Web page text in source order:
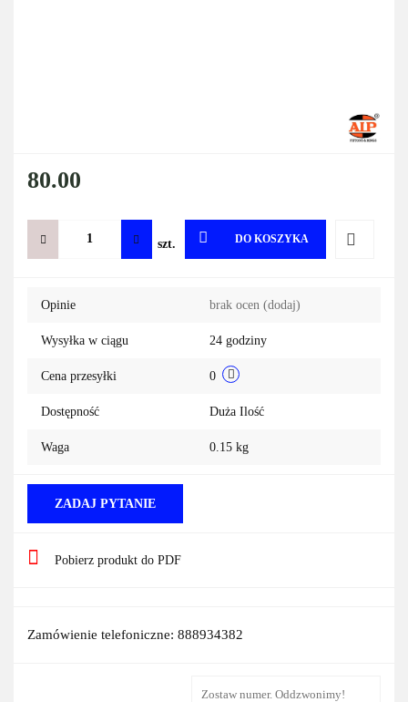
80.00
szt. DO KOSZYKA
Opinie brak ocen (dodaj)
Wysyłka w ciągu 24 godziny
Cena przesyłki 0
Dostępność Duża Ilość
Waga 0.15 kg
ZADAJ PYTANIE
Pobierz produkt do PDF
Zamówienie telefoniczne: 888934382